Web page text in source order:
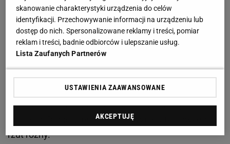
kontratak miejscowych, ale duży w tym udział miała
formacja defensywna Zielonych, pozwalając
rywalom na przeprowadzenie kilku podań, jeszcze
na swojej połowie.
Na pierwszą groźną akcję z wykonaniu radomian
trzeba było czekać do 31. minuty, kiedy potężnie zza
pola karnego uderzył Tomasz Lisowski, a golkiper
Wojciech Daniel z problemami wybił futbolówkę na
rzut rożny.
skanowanie charakterystyki urządzenia do celów
identyfikacji. Przechowywanie informacji na urządzeniu lub
dostęp do nich. Spersonalizowane reklamy i treści, pomiar
reklam i treści, badnie odbiorców i ulepszanie usług.
Lista Zaufanych Partnerów
USTAWIENIA ZAAWANSOWANE
AKCEPTUJĘ